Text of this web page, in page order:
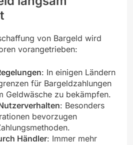
von Bargeld wird
vorangetrieben:
: In einigen Ländern
für Bargeldzahlungen
Geldwäsche zu bekämpfen.
: Besonders
bevorzugen
Händler: Immer mehr